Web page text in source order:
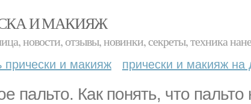
И МАКИЯЖ
новости, отзывы, новинки, секреты, техника
прически и макияж прически и макияж на
пальто. Как понять, что пальто